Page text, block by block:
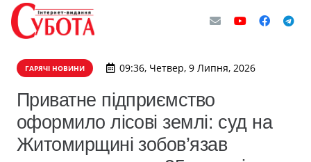
ГАРЯЧІ НОВИНИ 09:36, Четвер, 9 Липня, 2026
Приватне підприємство
оформило лісові землі: суд на
Житомирщині зобов’язав